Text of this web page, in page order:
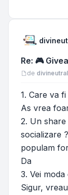
Re: 🎮
Mesaj
de divineutral
1. Care va
As vrea
2. Un
socializare
populam
Da
3. Vei
Sigur,